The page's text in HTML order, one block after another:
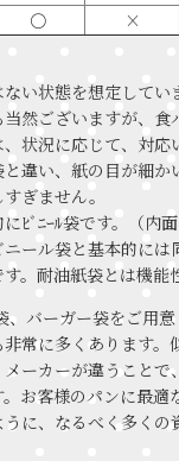
〇 ×
い状態を想定してい
然ございますが、食
状況に応じて、対応
違い、紙の目が細か
ぎません。
ﾋﾞﾆｰﾙ袋です。（内
ール袋と基本的には
。耐油紙袋とは機能
バーガー袋をご用意
常に多くあります。
ーカーが違うこと
お客様のパンに最適
に、なるべく多く